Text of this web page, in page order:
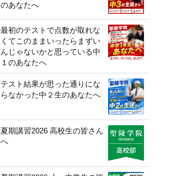
のあなたへ
最初のテストで点数が取れな
くてこのままいったらまずい
んじゃないかと思っている中
１のあなたへ
テスト結果が思った通りにな
らなかった中２生のあなたへ
夏期講習2026 高校生の皆さん
へ